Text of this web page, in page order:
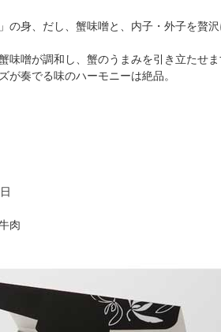
の身、だし、蟹味噌と、内子・外子を贅
味噌が調和し、蟹のうまみを引き立たせま
が奏でる味のハーモニーは絶品。
肉